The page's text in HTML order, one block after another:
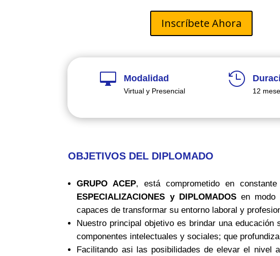
Inscríbete Ahora
 Modalidad
Virtual y Presencial

12
OBJETIVOS DEL DIPLOMADO
GRUPO ACEP, está comprometido en
ESPECIALIZACIONES y DIPLOMADOSen modo
capaces de transformar su entorno laboral y
Nuestro principal objetivo es brindar una
componentes intelectuales y sociales; que
Facilitando asi las posibilidades de elevar el nivel